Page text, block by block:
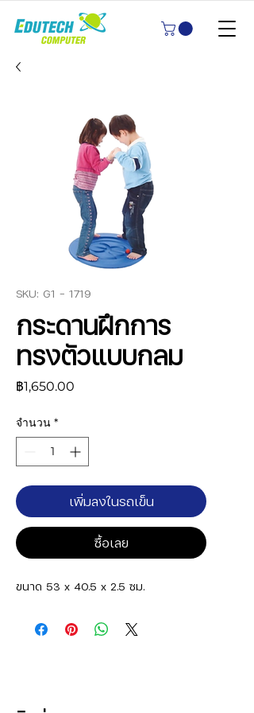
SKU: G1 - 1719
กระดานฝึกการ
ทรงตัวแบบกลม
฿1,650.00
จำนวน *
เพิ่มลงในรถเข็น
ซื้อเลย
ขนาด 53 x 40.5 x 2.5 ซม.